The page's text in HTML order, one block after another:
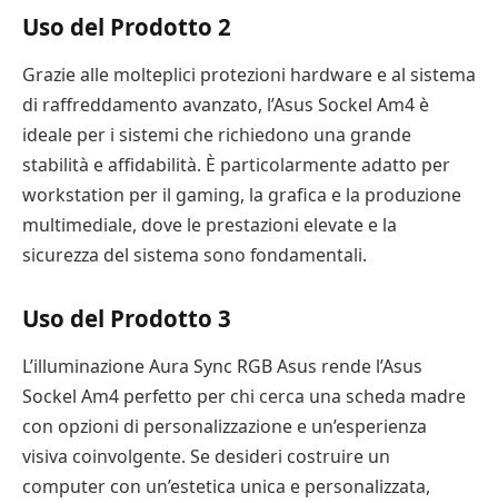
Uso del Prodotto 2
Grazie alle molteplici protezioni hardware e al sistema
di raffreddamento avanzato, l’Asus Sockel Am4 è
ideale per i sistemi che richiedono una grande
stabilità e affidabilità. È particolarmente adatto per
workstation per il gaming, la grafica e la produzione
multimediale, dove le prestazioni elevate e la
sicurezza del sistema sono fondamentali.
Uso del Prodotto 3
L’illuminazione Aura Sync RGB Asus rende l’Asus
Sockel Am4 perfetto per chi cerca una scheda madre
con opzioni di personalizzazione e un’esperienza
visiva coinvolgente. Se desideri costruire un
computer con un’estetica unica e personalizzata,